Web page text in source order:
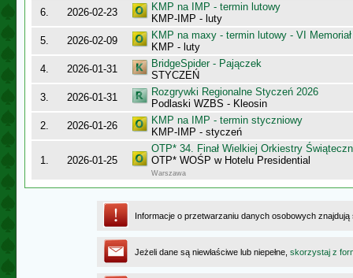
6.
2026-02-23
KMP na IMP - termin lutowy
KMP-IMP - luty
5.
2026-02-09
KMP na maxy - termin lutowy - VI
KMP - luty
4.
2026-01-31
BridgeSpider - Pajączek
STYCZEŃ
3.
2026-01-31
Rozgrywki Regionalne Styczeń 2026
Podlaski WZBS - Kleosin
2.
2026-01-26
KMP na IMP - termin styczniowy
KMP-IMP - styczeń
1. 2026-01-25
OTP* 34. Finał Wielkiej Orkiestry
OTP* WOŚP w Hotelu Presidential
Warszawa
Informacje o przetwarzaniu danych osobowych
Jeżeli dane są niewłaściwe lub niepełne, skorzystaj z